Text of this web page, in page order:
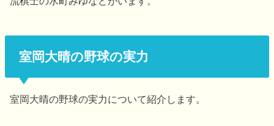
室岡大晴の野球の実力
室岡大晴の野球の実力について紹介します。